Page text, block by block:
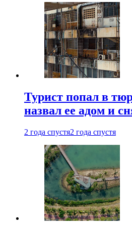
Турист попал в
назвал ее адом и
2 года спустя2 года спустя